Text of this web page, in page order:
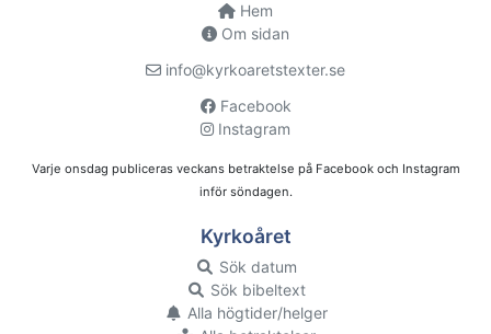
Hem
Om sidan
info@kyrkoaretstexter.se
Facebook
Instagram
Varje onsdag publiceras veckans betraktelse på Facebook och Instagram
inför söndagen.
Kyrkoåret
Sök datum
Sök bibeltext
Alla högtider/helger